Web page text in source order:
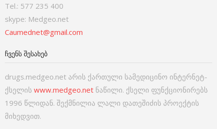
Tel.: 577 235 400
skype: Medgeo.net
Caumednet@gmail.com
ᲩᲕᲔᲜᲡ ᲨᲔᲡᲐᲮᲔᲑ
drugs.medgeo.net არის ქართული სამედიცინო ინტერნეტ-
ქსელის www.medgeo.net ნაწილი. ქსელი ფუნქციონირებს
1996 წლიდან. შექმნილია ლალი დათეშიძის პროექტის
მიხედვით.